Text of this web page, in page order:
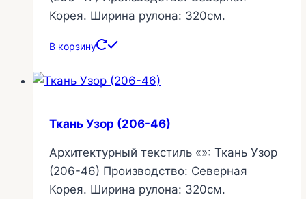
Корея. Ширина рулона: 320см.
В корзину
Ткань Узор (206-46)
Архитектурный текстиль «»: Ткань Узор
(206-46) Производство: Северная
Корея. Ширина рулона: 320см.